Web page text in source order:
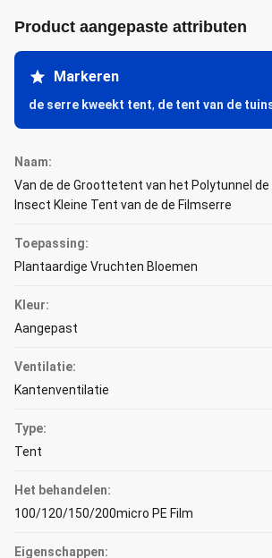
Product aangepaste attributen
Markeren
de serre kweekt tent, de tent van de
Naam:
Van de de Groottetent van het Polytunnel
Insect Kleine Tent van de de Filmserre
Toepassing:
Plantaardige Vruchten Bloemen
Kleur:
Aangepast
Ventilatie:
Kantenventilatie
Type:
Tent
Het behandelen:
100/120/150/200micro PE Film
Eigenschappen: